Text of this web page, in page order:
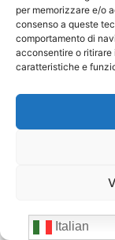
per memorizzare e/o
consenso a queste
comportamento di
acconsentire o
caratteristiche e
Italian